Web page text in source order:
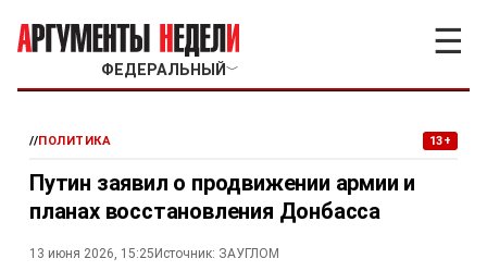
ФЕДЕРАЛЬНЫЙ ﹀
☰
//ПОЛИТИКА 13+
Путин заявил о продвижении армии и
планах восстановления Донбасса
13 июня 2026, 15:25 Источник: ЗАУГЛОМ